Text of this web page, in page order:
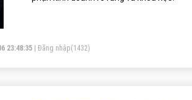
23:48:35 Đăng nhập(1432)